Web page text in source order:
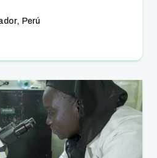
, Perú